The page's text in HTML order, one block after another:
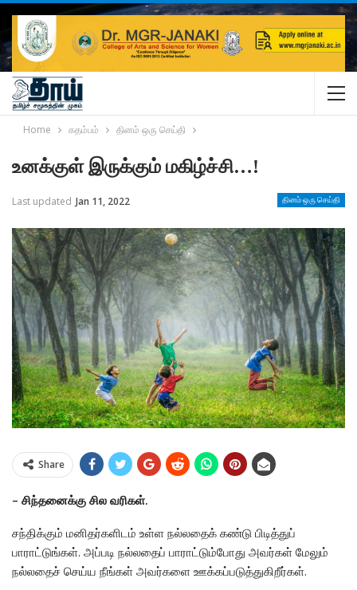
Home கதம்பம் தினம் ஒரு செய்தி
உனக்குள் இருக்கும் மகிழ்ச்சி…!
தினம் ஒரு செய்தி
Last updated Jan 11, 2022
Share
– சிந்தனைக்கு சில வரிகள்.
சந்திக்கும் மனிதர்களிடம் உள்ள நல்லதைக் கண்டு பிடித்துப்
பாராட்டுங்கள். அப்படி நல்லதைப் பாராட்டும்போது அவர்கள் மேலும்
நல்லதைச் செய்ய நீங்கள் அவர்களை ஊக்கப்படுத்துகிறீர்கள்.